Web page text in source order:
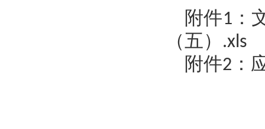
附件1：
（五）.xls
附件2：